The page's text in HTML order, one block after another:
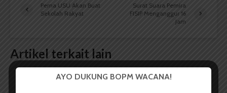
Pema USU Akan Buat
Sekolah Rakyat
Surat Suara Pemira
FISIP Menganggur 16
Jam
Artikel terkait lain
AYO DUKUNG BOPM WACANA!